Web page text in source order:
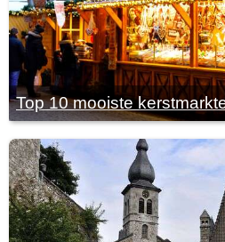
Top 10 mooiste